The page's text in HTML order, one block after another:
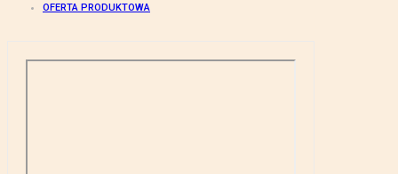
OFERTA PRODUKTOWA